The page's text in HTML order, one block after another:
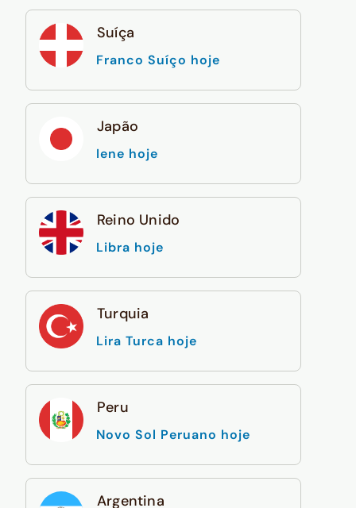
Suíça
Franco Suíço hoje
Japão
Iene hoje
Reino Unido
Libra hoje
Turquia
Lira Turca hoje
Peru
Novo Sol Peruano hoje
Argentina